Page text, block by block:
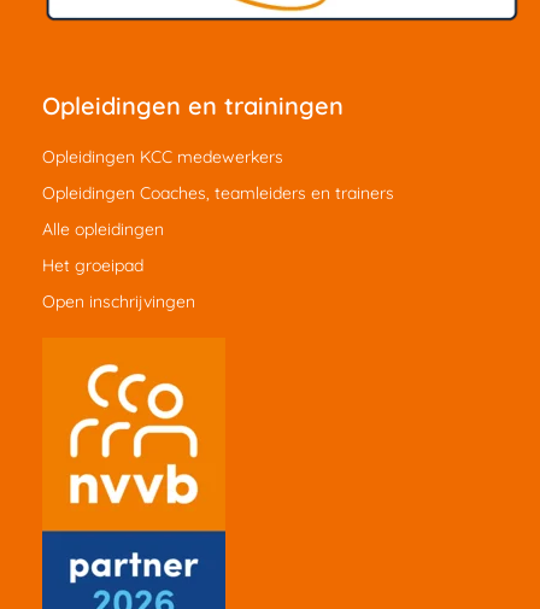
Opleidingen en trainingen
Opleidingen KCC medewerkers
Opleidingen Coaches, teamleiders en trainers
Alle opleidingen
Het groeipad
Open inschrijvingen